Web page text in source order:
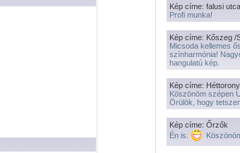
Kép címe: falusi utca
Profi munka!
Kép címe: Kőszeg /
Micsoda kellemes
színharmónia!
hangulatú kép.
Kép címe: Héttorony
Köszönöm szépen
Örülök, hogy
Kép címe: Őrzők
Én is.